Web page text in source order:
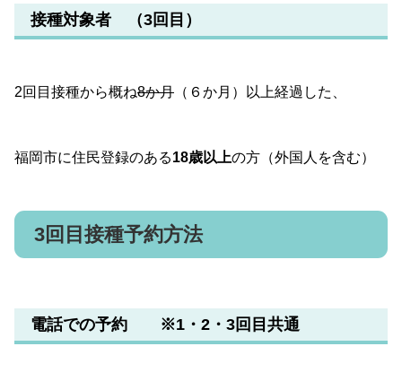
接種対象者 （3回目）
2回目接種から概ね8か月 （６か月）以上経過した、
福岡市に住民登録のある18歳以上の方（外国人を含む）
3回目接種予約方法
電話での予約 ※1・2・3回目共通